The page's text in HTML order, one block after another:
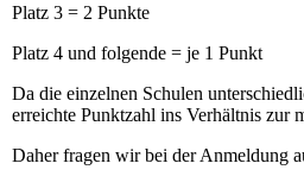
Platz 3 = 2 Punkte
Platz 4 und folgende = je 1 Punkt
Da die einzelnen Schulen
erreichte Punktzahl ins Verhältnis zur
Daher fragen wir bei der Anmeldung